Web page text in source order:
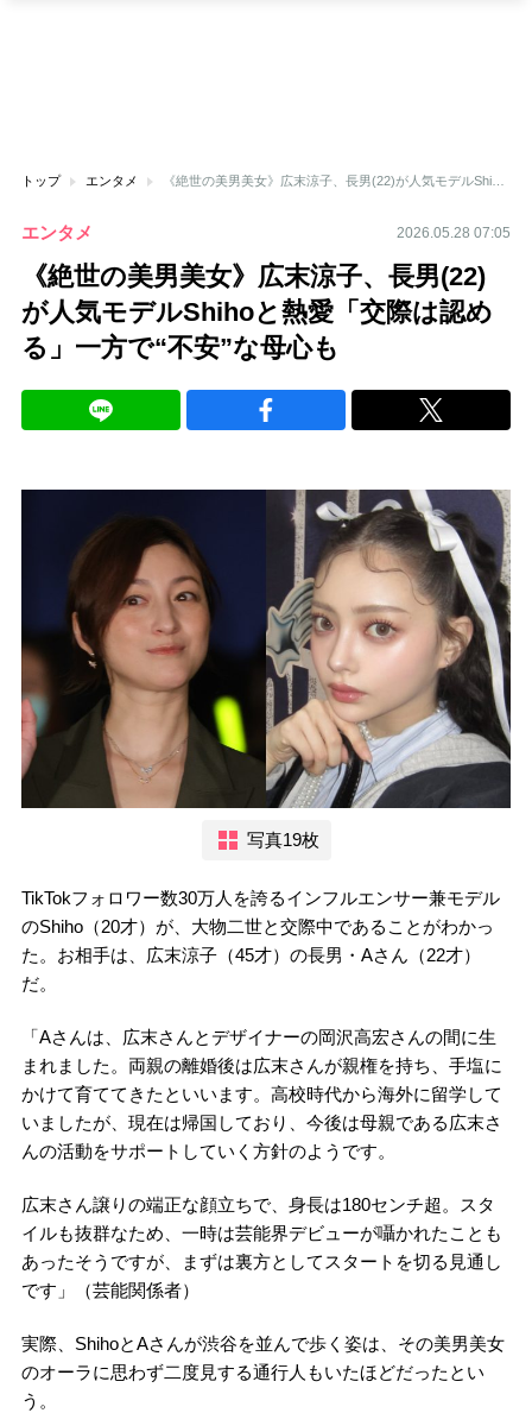
トップ エンタメ 《絶世の美男美女》広末涼子、長男(22)が人気モデルShihoと熱愛「交際は認める」一方で“不安”な母心も
エンタメ 2026.05.28 07:05
《絶世の美男美女》広末涼子、長男(22)
が人気モデルShihoと熱愛「交際は認め
る」一方で“不安”な母心も
写真19枚
TikTokフォロワー数30万人を誇るインフルエンサー兼モデル
のShiho（20才）が、大物二世と交際中であることがわかっ
た。お相手は、広末涼子（45才）の長男・Aさん（22才）
だ。
「Aさんは、広末さんとデザイナーの岡沢高宏さんの間に生
まれました。両親の離婚後は広末さんが親権を持ち、手塩に
かけて育ててきたといいます。高校時代から海外に留学して
いましたが、現在は帰国しており、今後は母親である広末さ
んの活動をサポートしていく方針のようです。
広末さん譲りの端正な顔立ちで、身長は180センチ超。スタ
イルも抜群なため、一時は芸能界デビューが囁かれたことも
あったそうですが、まずは裏方としてスタートを切る見通し
です」（芸能関係者）
実際、ShihoとAさんが渋谷を並んで歩く姿は、その美男美女
のオーラに思わず二度見する通行人もいたほどだったとい
う。